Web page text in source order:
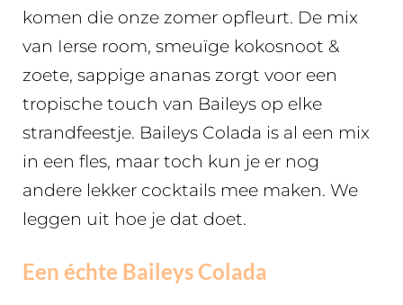
komen die onze zomer opfleurt. De mix
van Ierse room, smeuïge kokosnoot &
zoete, sappige ananas zorgt voor een
tropische touch van Baileys op elke
strandfeestje. Baileys Colada is al een mix
in een fles, maar toch kun je er nog
andere lekker cocktails mee maken. We
leggen uit hoe je dat doet.
Een échte Baileys Colada